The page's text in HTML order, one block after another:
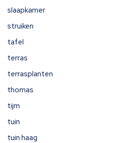
slaapkamer
struiken
tafel
terras
terrasplanten
thomas
tijm
tuin
tuin haag